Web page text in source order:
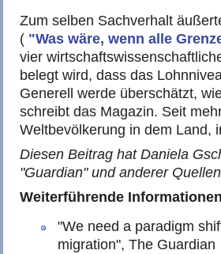
Zum selben Sachverhalt
( "Was wäre, wenn alle
vier
belegt wird, dass das
Generell werde überschätzt,
schreibt das Magazin. Seit
Weltbevölkerung in dem Land,
Diesen Beitrag hat Daniela
"Guardian" und anderer
Weiterführende
"We need a paradigm
migration", The Guardian